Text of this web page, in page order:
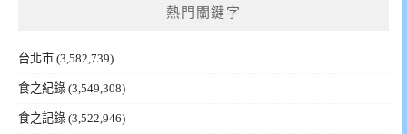
熱門關鍵字
台北市 (3,582,739)
食之紀錄 (3,549,308)
食之記錄 (3,522,946)